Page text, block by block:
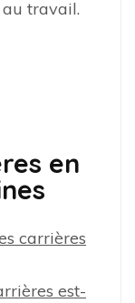
travail.
en
carrières
est-